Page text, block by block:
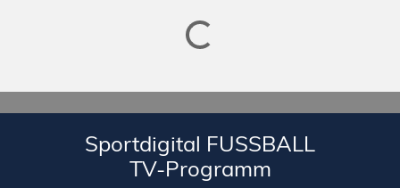
Lade SPORTDIGITAL+ Mediathek
Sportdigital FUSSBALL
TV-Programm